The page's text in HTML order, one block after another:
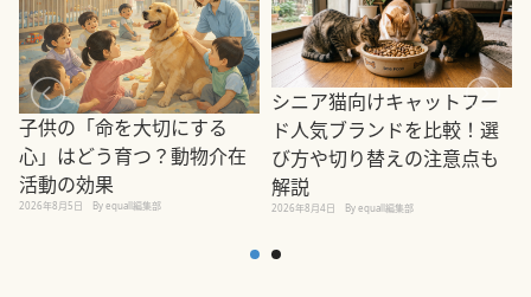
子供の「命を大切にする
心」はどう育つ？動物介在
活動の効果
2026年8月5日 By equall編集部
シニア猫向けキャットフー
ド人気ブランドを比較！選
び方や切り替えの注意点も
解説
2026年8月4日 By equall編集部